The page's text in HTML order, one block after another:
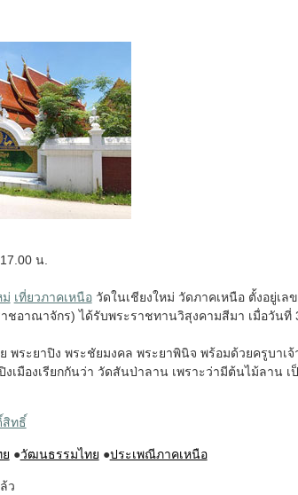
น.
ม่ เที่ยวภาคเหนือวัดในเชียงใหม่ วัดภาคเหนือ ตั้งอยู่เล
ชอาณาจักร) ได้รับพระราชทานวิสุงคามสีมา เมื่อวัน
พระยาปิง พระชัยมงคล พระยาพินิจ พร้อมด้วยครูบาเ
เมืองเรียกกันว่า วัดสันป่าลาน เพราะว่ามีต้นไม้ลาน
ทธิ์
●วัฒนธรรมไทย ●ประเพณีภาคเหนือ
ว